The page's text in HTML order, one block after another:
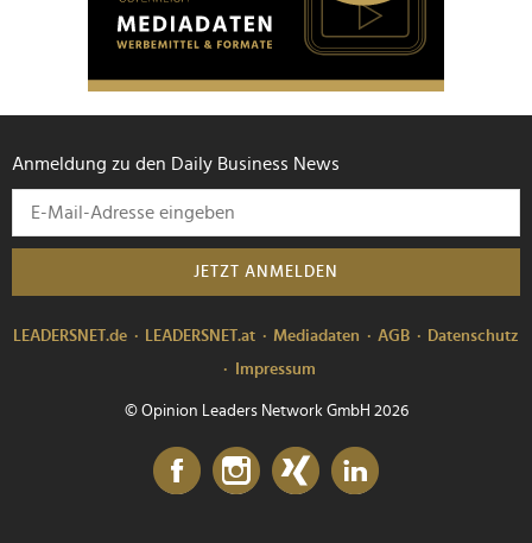
Anmeldung zu den Daily Business News
JETZT ANMELDEN
LEADERSNET.de LEADERSNET.at Mediadaten AGB
Datenschutz
Impressum
© Opinion Leaders Network GmbH 2026